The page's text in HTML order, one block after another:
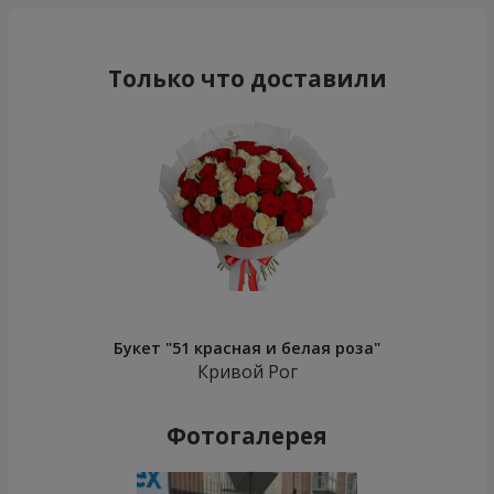
Только что доставили
Букет "51 красная и белая роза"
Кривой Рог
Фотогалерея